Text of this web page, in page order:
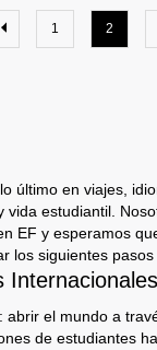
1 2
último en viajes,
vida estudiantil.
EF y esperamos
los siguientes pasos
el mundo a
de estudiantes